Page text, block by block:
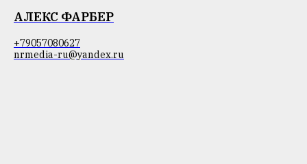
АЛЕКС ФАРБЕР
+79057080627
nrmedia-ru@yandex.ru